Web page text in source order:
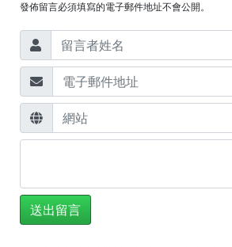
發佈留言必須填寫的電子郵件地址不會公開。